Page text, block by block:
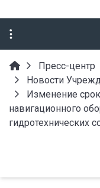
Пресс-центр
Новости
Изменение
навигационного
гидротехнических